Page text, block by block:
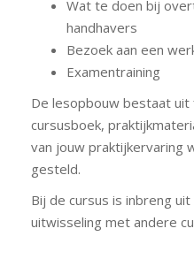
Wat te doen bij
handhavers
Bezoek aan een
Examentraining
De lesopbouw bestaat uit
cursusboek,
van jouw praktijkervaring
gesteld.
Bij de cursus is inbreng
uitwisseling met andere